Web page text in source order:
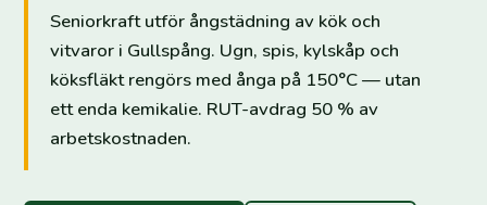
Seniorkraft utför ångstädning av kök och
vitvaror i Gullspång. Ugn, spis, kylskåp och
köksfläkt rengörs med ånga på 150°C — utan
ett enda kemikalie. RUT-avdrag 50 % av
arbetskostnaden.